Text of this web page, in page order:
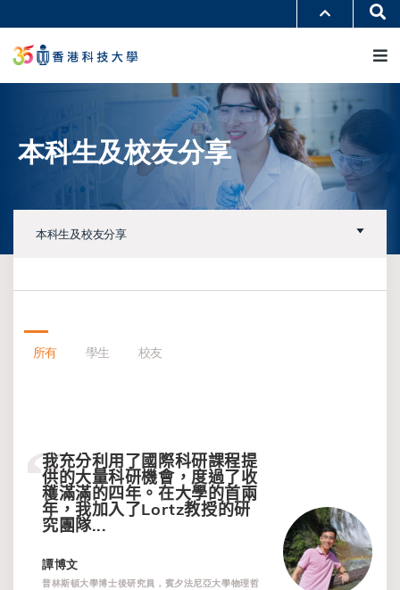
至
容
生活@科大
校園地圖及指南
工作@科大
認識科大
本科生及校友分享
本科生及校友分享
所有 學生 校友
我充分利用了國際科研課程提
供的大量科研機會，度過了收
穫滿滿的四年。在大學的首兩
年，我加入了Lortz教授的研
究團隊...
譚博文
普林斯頓大學博士後研究員，賓夕法尼亞大學物理哲